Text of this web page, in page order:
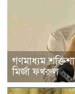
গণমাধ্যম
মির্জা ফখরুল